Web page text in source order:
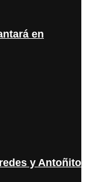
en
y Antoñito